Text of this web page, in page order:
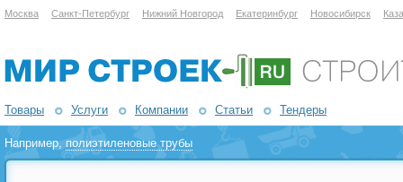
Москва Санкт-Петербург Нижний Новгород Екатеринбург Новосибирск
Товары Услуги Компании Статьи Тендеры
Например,полиэтиленовые трубы